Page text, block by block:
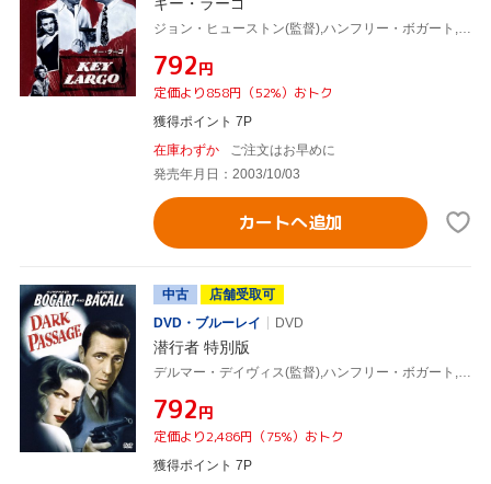
¥792円
定価より858円（52%）おトク
獲得ポイント 7P
在庫わずか
ご注文はお早めに
発売年月日：2003/10/03
カートへ追加
中古
店舗受取可
DVD・ブルーレイ
DVD
潜行者 特別版
¥792円
定価より2,486円（75%）おトク
獲得ポイント 7P